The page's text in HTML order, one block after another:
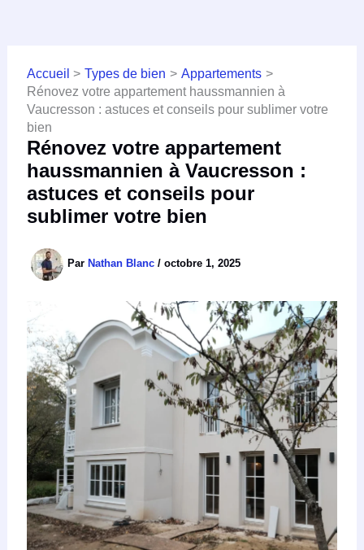
Accueil Types de bien
Appartements
Rénovez votre appartement haussmannien à
Vaucresson : astuces et conseils pour sublimer votre
bien
Rénovez votre appartement
haussmannien à Vaucresson :
astuces et conseils pour
sublimer votre bien
Par Nathan Blanc / octobre 1, 2025